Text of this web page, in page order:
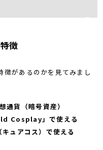
徴
徴があるのかを見てみまし
通貨（暗号資産）
Cosplay」で使える
ュアコス）で使える